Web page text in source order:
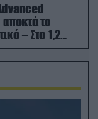
το
– Στο 1,2